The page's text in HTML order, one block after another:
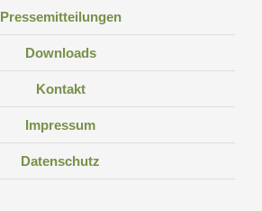
Pressemitteilungen
Downloads
Kontakt
Impressum
Datenschutz